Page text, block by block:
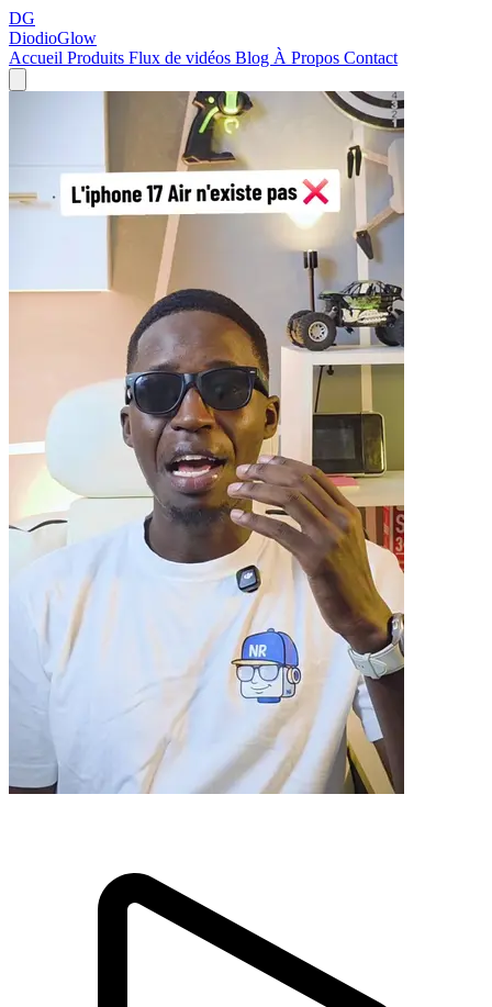
DG
DiodioGlow
Accueil Produits Flux de vidéos Blog À Propos Contact